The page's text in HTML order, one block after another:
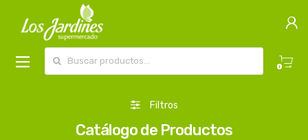
0
Filtros
Catálogo de Productos